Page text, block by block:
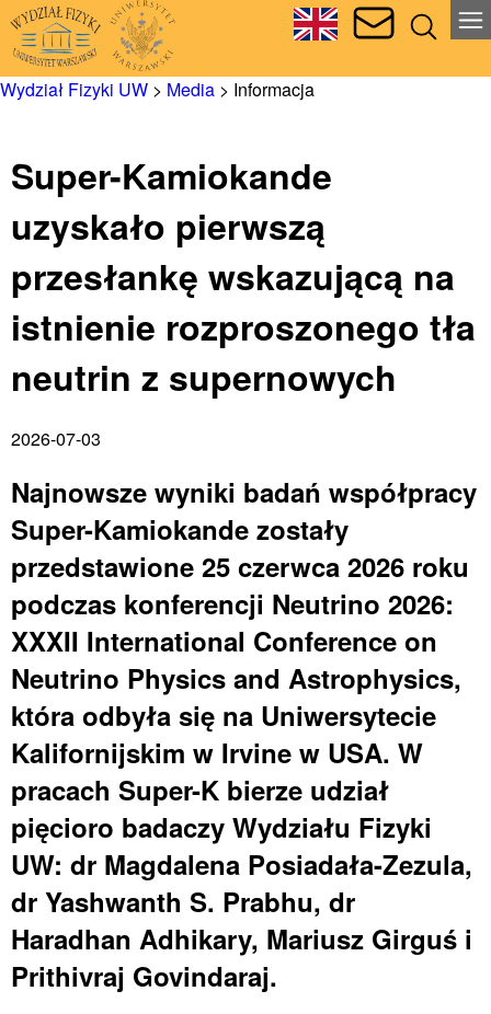
Wydział Fizyki UW > Media > Informacja
Super-Kamiokande
uzyskało pierwszą
przesłankę wskazującą na
istnienie rozproszonego tła
neutrin z supernowych
2026-07-03
Najnowsze wyniki badań współpracy
Super-Kamiokande zostały
przedstawione 25 czerwca 2026 roku
podczas konferencji Neutrino 2026:
XXXII International Conference on
Neutrino Physics and Astrophysics,
która odbyła się na Uniwersytecie
Kalifornijskim w Irvine w USA. W
pracach Super-K bierze udział
pięcioro badaczy Wydziału Fizyki
UW: dr Magdalena Posiadała-Zezula,
dr Yashwanth S. Prabhu, dr
Haradhan Adhikary, Mariusz Girguś i
Prithivraj Govindaraj.